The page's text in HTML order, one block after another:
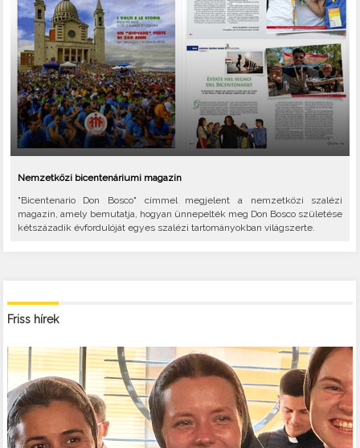
Nemzetközi bicentenáriumi magazin
"Bicentenario Don Bosco" címmel megjelent a nemzetközi szalézi
magazin, amely bemutatja, hogyan ünnepelték meg Don Bosco születése
kétszázadik évfordulóját egyes szalézi tartományokban világszerte.
Friss hírek